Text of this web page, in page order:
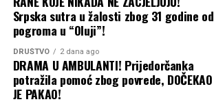
Srpska sutra u žalosti zbog 31 godine od
pogroma u “Oluji”!
DRUŠTVO 2 dana ago
DRAMA U AMBULANTI! Prijedorčanka
potražila pomoć zbog povrede, DOČEKAO
JE PAKAO!